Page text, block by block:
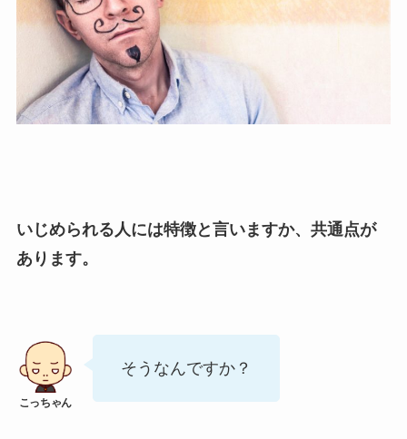
いじめられる人には特徴と言いますか、共通点が
あります。
そうなんですか？